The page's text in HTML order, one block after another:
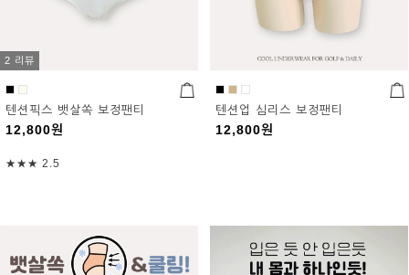
2 리뷰
텐션픽스 뱃살쏙 보정팬티
12,800원
★★★ 2.5
텐션업 심리스 보정팬티
12,800원